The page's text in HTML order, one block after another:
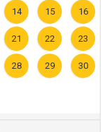
14 15 16
21 22 23
28 29 30